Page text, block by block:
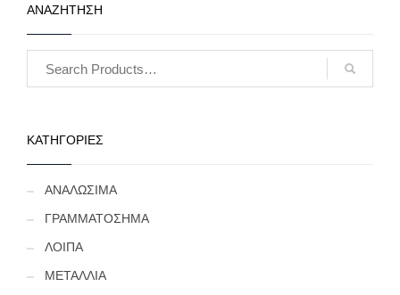
ΑΝΑΖΗΤΗΣΗ
ΚΑΤΗΓΟΡΙΕΣ
ΑΝΑΛΩΣΙΜΑ
ΓΡΑΜΜΑΤΟΣΗΜΑ
ΛΟΙΠΑ
ΜΕΤΑΛΛΙΑ